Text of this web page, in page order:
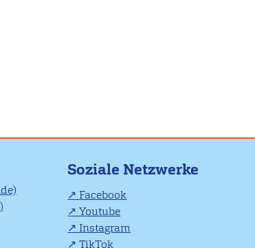
Soziale Netzwerke
Facebook
Youtube
Instagram
TikTok